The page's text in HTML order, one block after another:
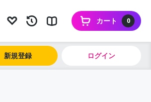
0
カート
新規登録 ログイン